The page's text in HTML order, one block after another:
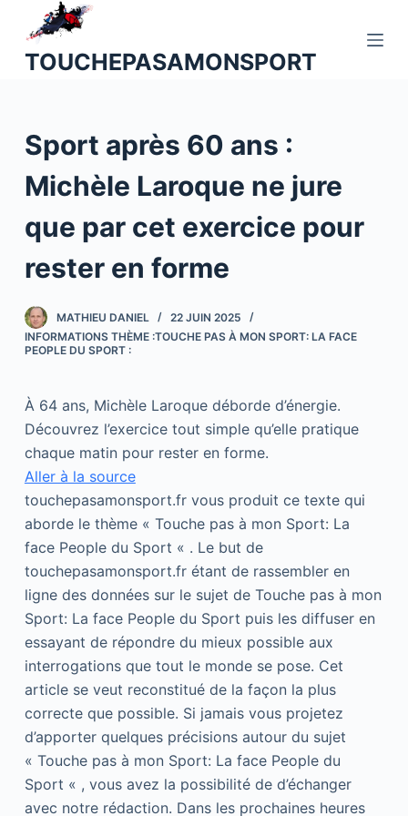
o
n
u
TOUCHEPASAMONSPORT
Sport après 60 ans :
Michèle Laroque ne jure
que par cet exercice pour
rester en forme
MATHIEU DANIEL
22 JUIN 2025
INFORMATIONS THÈME :TOUCHE PAS À MON SPORT: LA FACE
PEOPLE DU SPORT :
À 64 ans, Michèle Laroque déborde d’énergie.
Découvrez l’exercice tout simple qu’elle pratique
chaque matin pour rester en forme.
Aller à la source
touchepasamonsport.fr vous produit ce texte qui
aborde le thème « Touche pas à mon Sport: La
face People du Sport « . Le but de
touchepasamonsport.fr étant de rassembler en
ligne des données sur le sujet de Touche pas à mon
Sport: La face People du Sport puis les diffuser en
essayant de répondre du mieux possible aux
interrogations que tout le monde se pose. Cet
article se veut reconstitué de la façon la plus
correcte que possible. Si jamais vous projetez
d’apporter quelques précisions autour du sujet
« Touche pas à mon Sport: La face People du
Sport « , vous avez la possibilité de d’échanger
avec notre rédaction. Dans les prochaines heures